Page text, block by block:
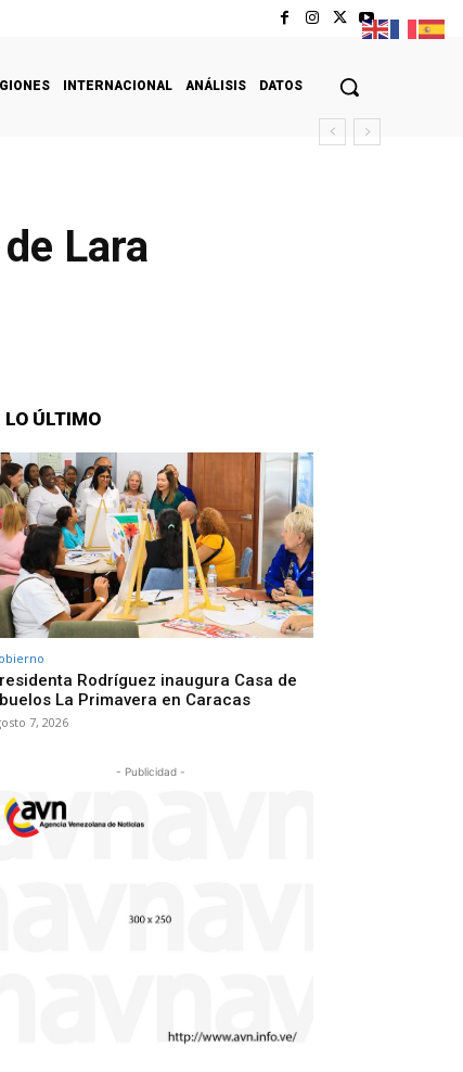
INTERNACIONAL ANÁLISIS DATOS
Lara
LO ÚLTIMO
Rodríguez inaugura Casa de
La Primavera en Caracas
7, 2026
- Publicidad -